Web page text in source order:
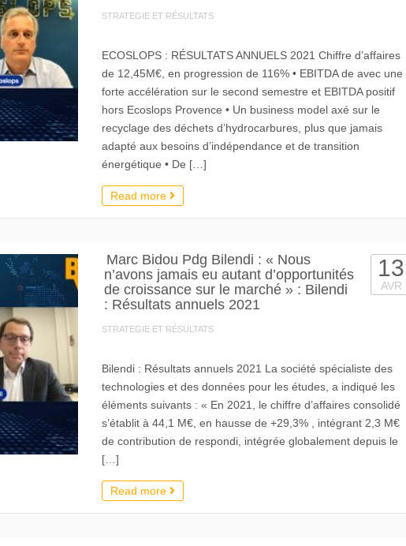
STRATEGIE ET RÉSULTATS
ECOSLOPS : RÉSULTATS ANNUELS 2021 Chiffre d’affaires
de 12,45M€, en progression de 116% • EBITDA de avec une
forte accélération sur le second semestre et EBITDA positif
hors Ecoslops Provence • Un business model axé sur le
recyclage des déchets d’hydrocarbures, plus que jamais
adapté aux besoins d’indépendance et de transition
énergétique • De […]
Read more
Marc Bidou Pdg Bilendi : « Nous
n’avons jamais eu autant d’opportunités
de croissance sur le marché » : Bilendi
: Résultats annuels 2021
STRATEGIE ET RÉSULTATS
13
AVR
Bilendi : Résultats annuels 2021 La société spécialiste des
technologies et des données pour les études, a indiqué les
éléments suivants : « En 2021, le chiffre d’affaires consolidé
s’établit à 44,1 M€, en hausse de +29,3% , intégrant 2,3 M€
de contribution de respondi, intégrée globalement depuis le
[…]
Read more